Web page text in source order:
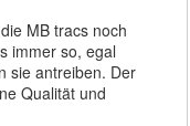
MB tracs noch
immer so, egal
sie antreiben. Der
Qualität und